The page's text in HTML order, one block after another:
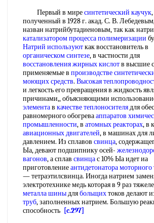
Первый в миресинтетический каучук,
полученный в 1928 г. акад. С. В.
назван натрийбутадиеновым, так как
катализатором процесса полимеризации
Натрий используюткак восстановитель в
органическом синтезе, в частности для
восстановления жирных кислотв высшие
применяемые в производстве
моющих средств. Высокая
и легкость его превращения в жидкость
причинами,, объясняющими
элементав качестве теплоносителядля
равномерного обогревааппаратов
промышленности, в атомных реакторах, в
авиационных двигателей, в машинах для
давлением. Из сплавов свинца,
Ыа, девают подшипнику осей-
вагонов, а сплав свинцас 10% Ыа идет иа
приготовлениеантидетонатора
— тетраэтилсвинца. Иногда натрием
электротехнике медь которая в 9 раз
металла шиныдлябольщихтоков делают
труб, заполненных натрием. Большую
способность [c.297]